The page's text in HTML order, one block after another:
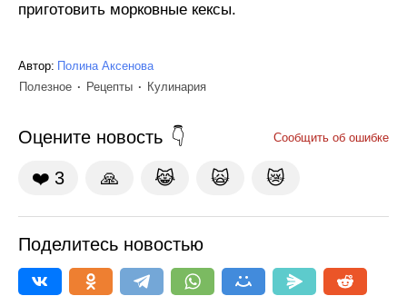
приготовить морковные кексы.
Автор: Полина Аксенова
Полезное
Рецепты Кулинария
Оцените новость Сообщить об ошибке
❤️ 3 🙏 😹 🙀 😿
Поделитесь новостью